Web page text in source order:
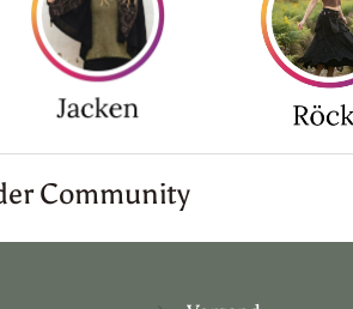
Community